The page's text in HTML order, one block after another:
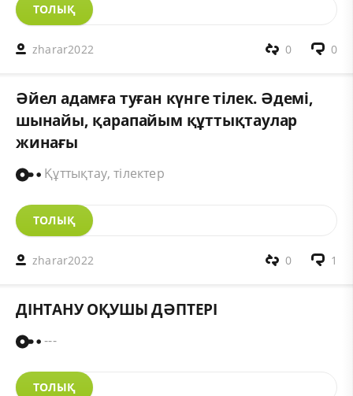
ТОЛЫҚ
zharar2022 0
0
Әйел адамға туған күнге тілек. Әдемі,
шынайы, қарапайым құттықтаулар
жинағы
Құттықтау, тілектер
ТОЛЫҚ
zharar2022 1
0
ДІНТАНУ ОҚУШЫ ДӘПТЕРІ
---
ТОЛЫҚ